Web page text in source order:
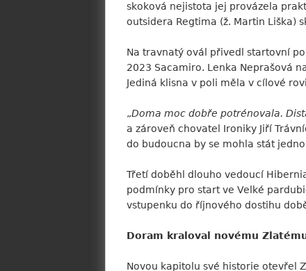
skoková nejistota jej provázela
outsidera Regtima (ž. Martin Liška)
Na travnatý ovál přivedl startovní
2023 Sacamiro. Lenka Neprašová
Jediná klisna v poli měla v cílové
„Doma moc dobře potrénovala.
a zároveň chovatel Ironiky Jiří
do budoucna by se mohla stát
Třetí doběhl dlouho vedoucí
podmínky pro start ve Velké
vstupenku do říjnového dostihu
Doram kraloval novému
Novou kapitolu své historie otevřel